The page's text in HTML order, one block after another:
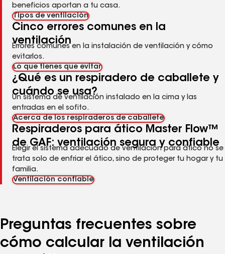
beneficios aportan a tu casa.
Tipos de ventilación
Cinco errores comunes en la
ventilación
Errores comunes en la instalación de ventilación y cómo
evitarlos.
Lo que tienes que evitar
¿Qué es un respiradero de caballete y
cuándo se usa?
Un sistema de ventilación instalado en la cima y las
entradas en el sofito.
Acerca de los respiraderos de caballete
Respiraderos para ático Master Flow™
de GAF: ventilación segura y confiable
Elegir el sistema adecuado de ventilación para ático no se
trata solo de enfriar el ático, sino de proteger tu hogar y tu
familia.
Ventilación confiable
Preguntas frecuentes sobre
cómo calcular la ventilación